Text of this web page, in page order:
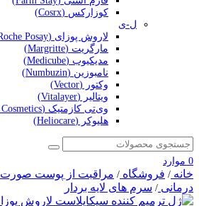
کوزارکس (Cosrx)
ل-ی
لاروش پوزای (La Roche Posay)
مارگریت (Margritte)
مدیکیوب (Medicube)
نامبوزین (Numbuzin)
وکتور (Vector)
ویتالیر (Vitalayer)
وی‌تی کازمتیک (VT Cosmetics)- ریدل شات
هلیوکر (Heliocare)
0 موارد
خانه / فروشگاه / مراقبت از پوست صورت
درمانی / سرم های لایه بردار